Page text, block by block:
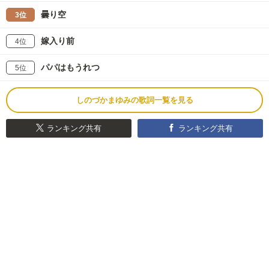
3位 曇り空
4位 嫁入り前
5位 パパはもうれつ
しのづかまゆみの歌詞一覧を見る
ランキング共有 ランキング共有